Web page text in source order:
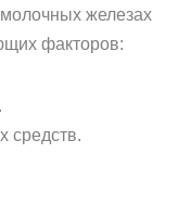
железах
факторов:
средств.